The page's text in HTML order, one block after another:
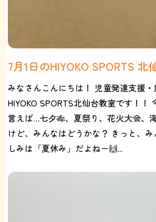
7月1日のHIYOKO SPORTS 北
みなさんこんにちは！ 児童発達支援
HIYOKO SPORTS北仙台教室です！！
言えば…七夕🎋、夏祭り、花火大会、
けど、みんなはどうかな？ きっと、
しみは「夏休み」だよねー🙌...